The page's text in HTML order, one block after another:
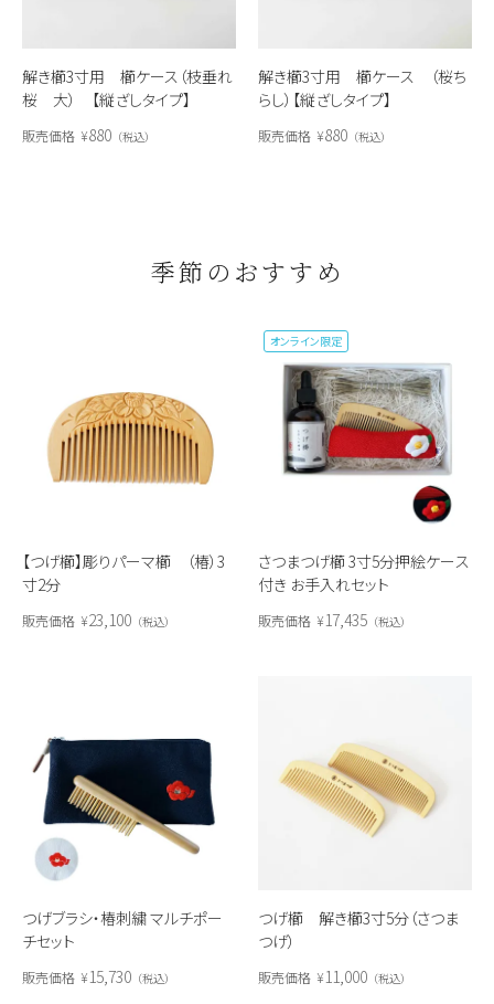
解き櫛3寸用 櫛ケース（枝垂れ
桜 大） 【縦ざしタイプ】
販売価格 ¥880 税込
解き櫛3寸用 櫛ケース （桜ち
らし）【縦ざしタイプ】
販売価格 ¥880 税込
季節のおすすめ
【つげ櫛】彫りパーマ櫛 （椿）3
寸2分
販売価格 ¥23,100 税込
さつまつげ櫛 3寸5分押絵ケース
付き お手入れセット
オンライン限定
販売価格 ¥17,435 税込
つげブラシ・椿刺繍 マルチポー
チセット
販売価格 ¥15,730 税込
つげ櫛 解き櫛3寸5分（さつま
つげ）
販売価格 ¥11,000 税込